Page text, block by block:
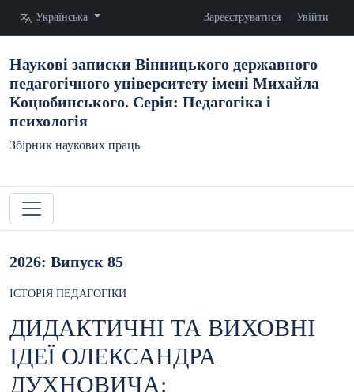
Змінити мову. Поточна мова:
Українська Зареєструватися Увійти
Наукові записки Вінницького державного
педагогічного університету імені Михайла
Коцюбинського. Серія: Педагогіка і
психологія
Збірник наукових праць
2026: Випуск 85
ІСТОРІЯ ПЕДАГОГІКИ
ДИДАКТИЧНІ ТА ВИХОВНІ
ІДЕЇ ОЛЕКСАНДРА
ДУХНОВИЧА: